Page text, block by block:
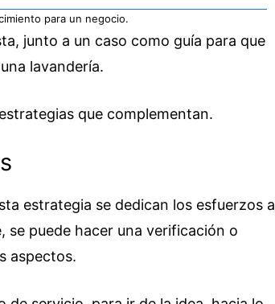
para un negocio.
junto a un caso como guía para que
lavandería.
que complementan.
estrategia se dedican los esfuerzos a
se puede hacer una verificación o
aspectos.